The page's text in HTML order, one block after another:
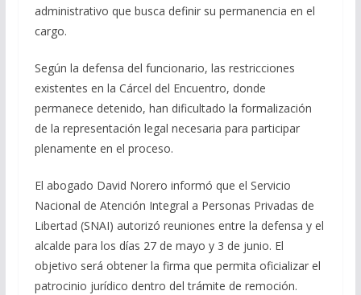
administrativo que busca definir su permanencia en el
cargo.
Según la defensa del funcionario, las restricciones
existentes en la Cárcel del Encuentro, donde
permanece detenido, han dificultado la formalización
de la representación legal necesaria para participar
plenamente en el proceso.
El abogado David Norero informó que el Servicio
Nacional de Atención Integral a Personas Privadas de
Libertad (SNAI) autorizó reuniones entre la defensa y el
alcalde para los días 27 de mayo y 3 de junio. El
objetivo será obtener la firma que permita oficializar el
patrocinio jurídico dentro del trámite de remoción.